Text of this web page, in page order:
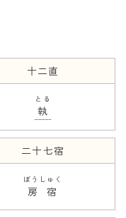
十二直
執
とる
二十七宿
房宿
ぼうしゅく